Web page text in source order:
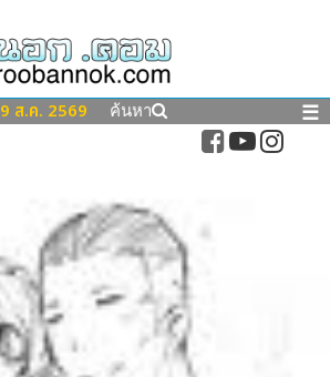
9 ส.ค. 2569 ค้นหา ☰